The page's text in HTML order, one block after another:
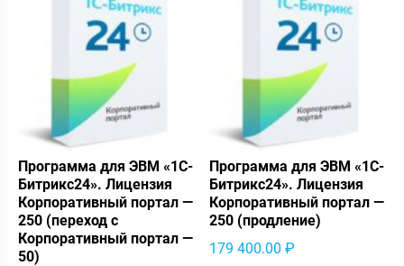
Программа для ЭВМ «1С-
Битрикс24». Лицензия
Корпоративный портал —
250 (переход с
Корпоративный портал —
50)
Программа для ЭВМ «1С-
Битрикс24». Лицензия
Корпоративный портал —
250 (продление)
179 400.00₽